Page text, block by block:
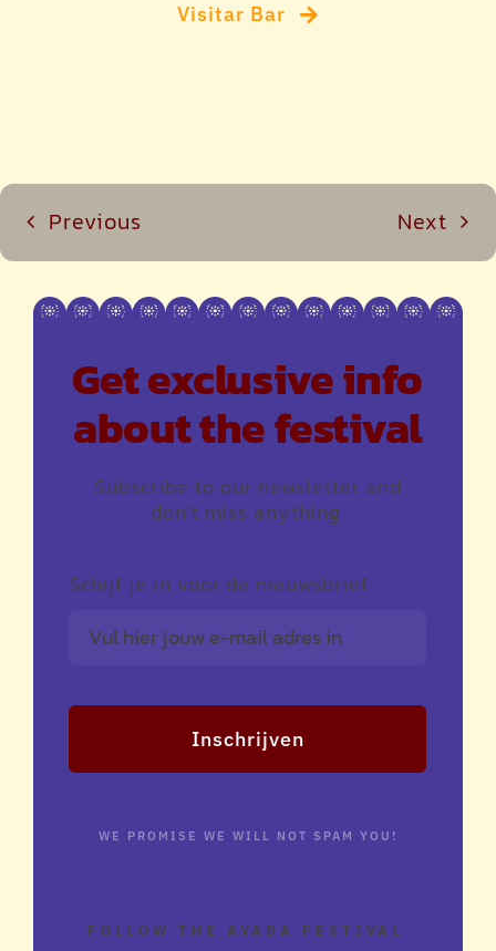
Visitar Bar
Previous Next
Get exclusive info
about the festival
Subscribe to our newsletter and
don’t miss anything.
Schijf je in voor de nieuwsbrief
Inschrijven
WE PROMISE WE WILL NOT SPAM YOU!
FOLLOW THE AVADA FESTIVAL